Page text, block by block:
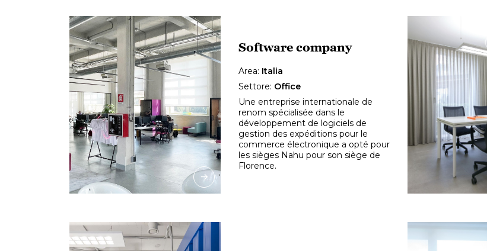
Software company
Area: Italia
Settore: Office
Une entreprise internationale de
renom spécialisée dans le
développement de logiciels de
gestion des expéditions pour le
commerce électronique a opté pour
les sièges Nahu pour son siège de
Florence.